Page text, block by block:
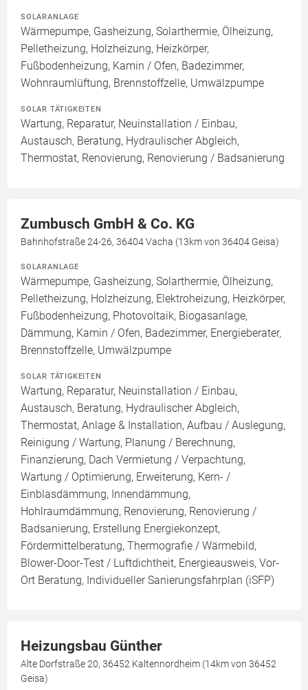
SOLARANLAGE
Wärmepumpe, Gasheizung, Solarthermie, Ölheizung,
Pelletheizung, Holzheizung, Heizkörper,
Fußbodenheizung, Kamin / Ofen, Badezimmer,
Wohnraumlüftung, Brennstoffzelle, Umwälzpumpe
SOLAR TÄTIGKEITEN
Wartung, Reparatur, Neuinstallation / Einbau,
Austausch, Beratung, Hydraulischer Abgleich,
Thermostat, Renovierung, Renovierung / Badsanierung
Zumbusch GmbH & Co. KG
Bahnhofstraße 24-26, 36404 Vacha (13km von 36404 Geisa)
SOLARANLAGE
Wärmepumpe, Gasheizung, Solarthermie, Ölheizung,
Pelletheizung, Holzheizung, Elektroheizung, Heizkörper,
Fußbodenheizung, Photovoltaik, Biogasanlage,
Dämmung, Kamin / Ofen, Badezimmer, Energieberater,
Brennstoffzelle, Umwälzpumpe
SOLAR TÄTIGKEITEN
Wartung, Reparatur, Neuinstallation / Einbau,
Austausch, Beratung, Hydraulischer Abgleich,
Thermostat, Anlage & Installation, Aufbau / Auslegung,
Reinigung / Wartung, Planung / Berechnung,
Finanzierung, Dach Vermietung / Verpachtung,
Wartung / Optimierung, Erweiterung, Kern- /
Einblasdämmung, Innendämmung,
Hohlraumdämmung, Renovierung, Renovierung /
Badsanierung, Erstellung Energiekonzept,
Fördermittelberatung, Thermografie / Wärmebild,
Blower-Door-Test / Luftdichtheit, Energieausweis, Vor-
Ort Beratung, Individueller Sanierungsfahrplan (iSFP)
Heizungsbau Günther
Alte Dorfstraße 20, 36452 Kaltennordheim (14km von 36452
Geisa)